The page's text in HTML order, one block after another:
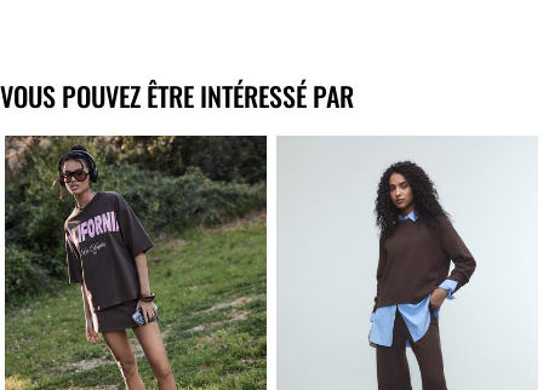
VOUS POUVEZ ÊTRE INTÉRESSÉ PAR